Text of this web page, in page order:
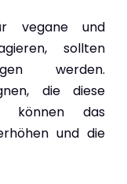
vegane und
sollten
werden.
die diese
können das
und die